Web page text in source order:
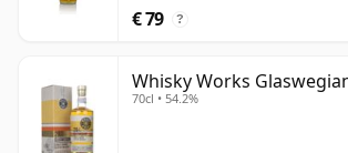
tegenstelling tot wijn die in de fles
vastgezet en wordt altijd als 29 jaar
€ 79 ?
Whisky Works
70cl • 54.2%